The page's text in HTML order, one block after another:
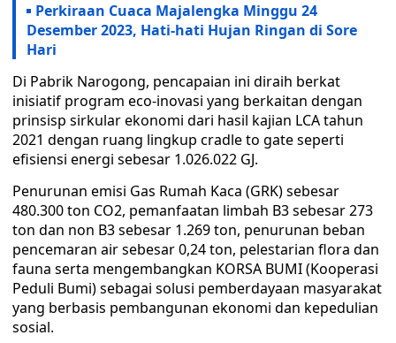
Perkiraan Cuaca Majalengka Minggu 24
Desember 2023, Hati-hati Hujan Ringan di Sore
Hari
Di Pabrik Narogong, pencapaian ini diraih berkat
inisiatif program eco-inovasi yang berkaitan dengan
prinsisp sirkular ekonomi dari hasil kajian LCA tahun
2021 dengan ruang lingkup cradle to gate seperti
efisiensi energi sebesar 1.026.022 GJ.
Penurunan emisi Gas Rumah Kaca (GRK) sebesar
480.300 ton CO2, pemanfaatan limbah B3 sebesar 273
ton dan non B3 sebesar 1.269 ton, penurunan beban
pencemaran air sebesar 0,24 ton, pelestarian flora dan
fauna serta mengembangkan KORSA BUMI (Kooperasi
Peduli Bumi) sebagai solusi pemberdayaan masyarakat
yang berbasis pembangunan ekonomi dan kepedulian
sosial.